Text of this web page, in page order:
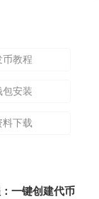
币教程
包安装
料下载
一键创建代币